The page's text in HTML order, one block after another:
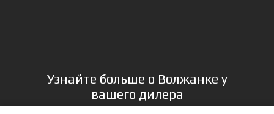
Узнайте больше о Волжанке у
вашего дилера